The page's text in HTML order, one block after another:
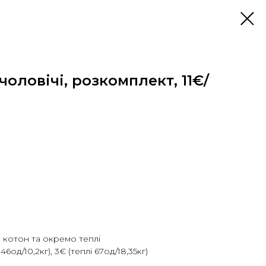
розкомплект, 11€/
та окремо теплі
10,2кг), 3€ (теплі 67од/18,35кг)